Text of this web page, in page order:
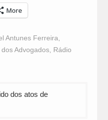
More
Antunes Ferreira
Advogados, Rádio
dos atos de